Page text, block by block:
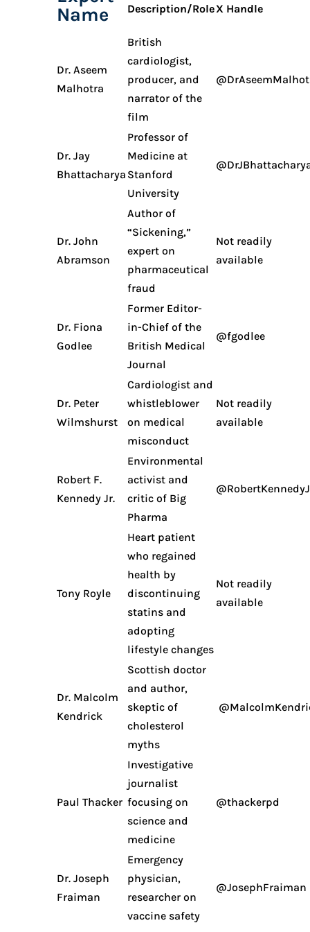
Name
Description/RoleX Handle
Dr. Aseem
Malhotra
British
cardiologist,
producer, and
narrator of the
film
Dr. Jay
Bhattacharya
Professor of
Medicine at
Stanford
University
Dr. John
Abramson
Author of
“Sickening,”
expert on
pharmaceutical
fraud
Not readily
available
Dr. Fiona
Godlee
Former Editor-
in-Chief of the
British Medical
Journal
@fgodlee
Dr. Peter
Wilmshurst
Cardiologist and
whistleblower
on medical
misconduct
Not readily
available
Robert F.
Kennedy Jr.
Environmental
activist and
critic of Big
Pharma
Tony Royle
Heart patient
who regained
health by
discontinuing
statins and
adopting
lifestyle changes
Not readily
available
Dr. Malcolm
Kendrick
Scottish doctor
and author,
skeptic of
cholesterol
myths
Paul Thacker
Investigative
journalist
focusing on
science and
medicine
@thackerpd
Dr. Joseph
Fraiman
Emergency
physician,
researcher on
vaccine safety
@JosephFraiman